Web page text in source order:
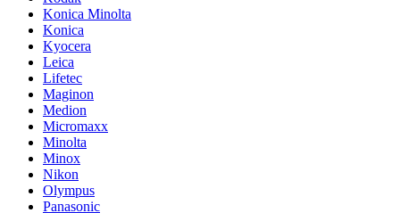
Konica Minolta
Konica
Kyocera
Leica
Lifetec
Maginon
Medion
Micromaxx
Minolta
Minox
Nikon
Olympus
Panasonic